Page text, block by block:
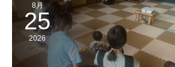
8月
25
2026